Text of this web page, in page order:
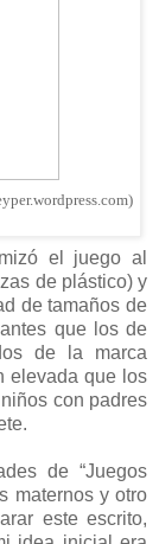
el juego al
de plástico) y
de tamaños de
que los de
de la marca
elevada que los
con padres
de “Juegos
maternos y otro
este escrito,